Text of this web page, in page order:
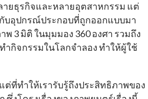
ยธุรกิจและหลายอุตสาหกรรม แต่
บอุปกรณ์ประกอบที่ถูกออกแบบมา
3 มิติ ในมุมมอง 360 องศา รวมถึง
กิจกรรมในโลกจำลอง ทำให้ผู้ใช้
ที่ทำให้เรารับรู้ถึงประสิทธิภาพของ